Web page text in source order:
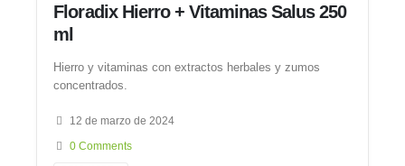
Floradix Hierro + Vitaminas Salus 250
ml
Hierro y vitaminas con extractos herbales y zumos
concentrados.
12 de marzo de 2024
0 Comments